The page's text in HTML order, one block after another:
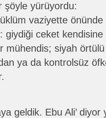
şöyle yürüyordu:
vaziyette
giydiği ceket
mühendis; siyah
ya da kontrolsüz
geldik. Ebu Ali’ diyor